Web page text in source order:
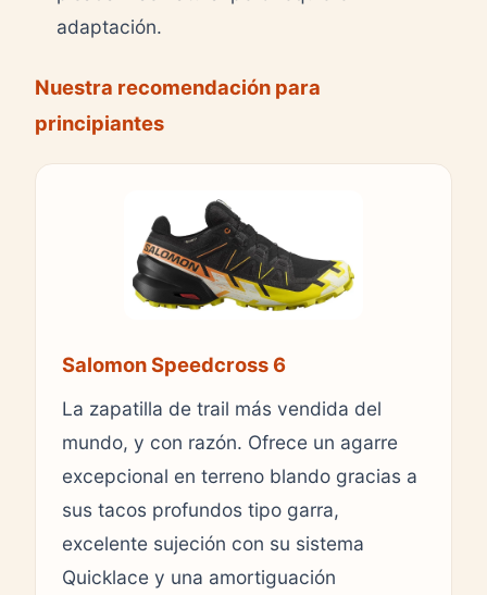
adaptación.
Nuestra recomendación para
principiantes
Salomon Speedcross 6
La zapatilla de trail más vendida del
mundo, y con razón. Ofrece un agarre
excepcional en terreno blando gracias a
sus tacos profundos tipo garra,
excelente sujeción con su sistema
Quicklace y una amortiguación